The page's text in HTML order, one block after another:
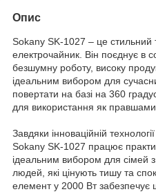
Опис
Sokany SK-1027 – це стильний
електрочайник. Він поєднує в
безшумну роботу, високу
ідеальним вибором для
повертати на базі на 360
для використання як
Завдяки інноваційній
Sokany SK-1027 працює
ідеальним вибором для сімей
людей, які цінують тишу та
елемент у 2000 Вт забезпечує